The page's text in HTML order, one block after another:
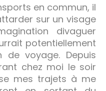
en commun, il
sur un visage
divaguer
potentiellement
de voyage. Depuis
chez moi le soir
mes trajets à me